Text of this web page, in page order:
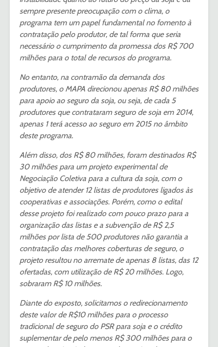
sempre presente preocupação com o clima, o
programa tem um papel fundamental no fomento à
contratação pelo produtor, de tal forma que seria
necessário o cumprimento da promessa dos R$ 700
milhões para o total de recursos do programa.
No entanto, na contramão da demanda dos
produtores, o MAPA direcionou apenas R$ 80 milhões
para apoio ao seguro da soja, ou seja, de cada 5
produtores que contrataram seguro de soja em 2014,
apenas 1 terá acesso ao seguro em 2015 no âmbito
deste programa.
Além disso, dos R$ 80 milhões, foram destinados R$
30 milhões para um projeto experimental de
Negociação Coletiva para a cultura da soja, com o
objetivo de atender 12 listas de produtores ligados às
cooperativas e associações. Porém, como o edital
desse projeto foi realizado com pouco prazo para a
organização das listas e a subvenção de R$ 2,5
milhões por lista de 500 produtores não garantia a
contratação das melhores coberturas de seguro, o
projeto resultou no arremate de apenas 8 listas, das 12
ofertadas, com utilização de R$ 20 milhões. Logo,
sobraram R$ 10 milhões.
Diante do exposto, solicitamos o redirecionamento
deste valor de R$10 milhões para o processo
tradicional de seguro do PSR para soja e o crédito
suplementar de pelo menos R$ 300 milhões para o